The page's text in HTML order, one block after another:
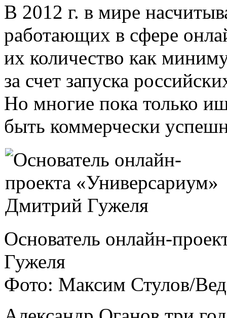
В 2012 г. в мире
работающих в сфере
их количество как
за счет запуска
Но многие пока только
быть коммерчески
Основатель онлайн-
Гужеля
Фото: Максим Стулов/